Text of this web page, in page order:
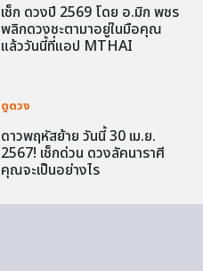
เช็ก ดวงปี 2569 โดย อ.มิก พชร
พลิกดวงชะตามาอยู่ในมือคุณ
แล้ววันนี้ที่แอป MTHAI
ดูดวง
ดาวพฤหัสย้าย วันนี้ 30 เม.ย.
2567! เช็กด่วน ดวงลัคนาราศี
คุณจะเป็นอย่างไร